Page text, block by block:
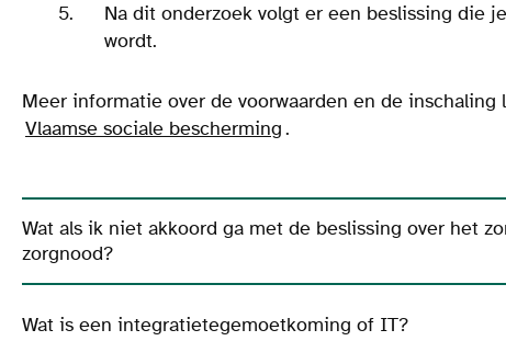
Na dit onderzoek volgt er een beslissing die
wordt.
Meer informatie over de voorwaarden en de inschaling
Vlaamse sociale bescherming.
Wat als ik niet akkoord ga met de beslissing over het
zorgnood?
Wat is een integratietegemoetkoming of IT?